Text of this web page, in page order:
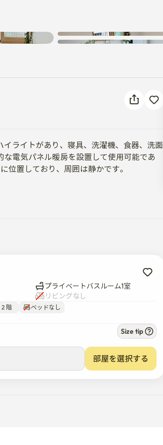
ライトがあり、寝具、洗濯機、食器、洗面
電気パネル暖房を設置して使用可能であ
位置しており、周囲は静かです。
前と同じ状態）でご退室ください。
とがあります。
手段およびご利用目的をお知らせいただけ
います。
ジアード主競技場が3km以内にあり、タク
プライベートバスルーム1室
リビングなし
2 階 ベッドなし
Size tip
部屋を選択する